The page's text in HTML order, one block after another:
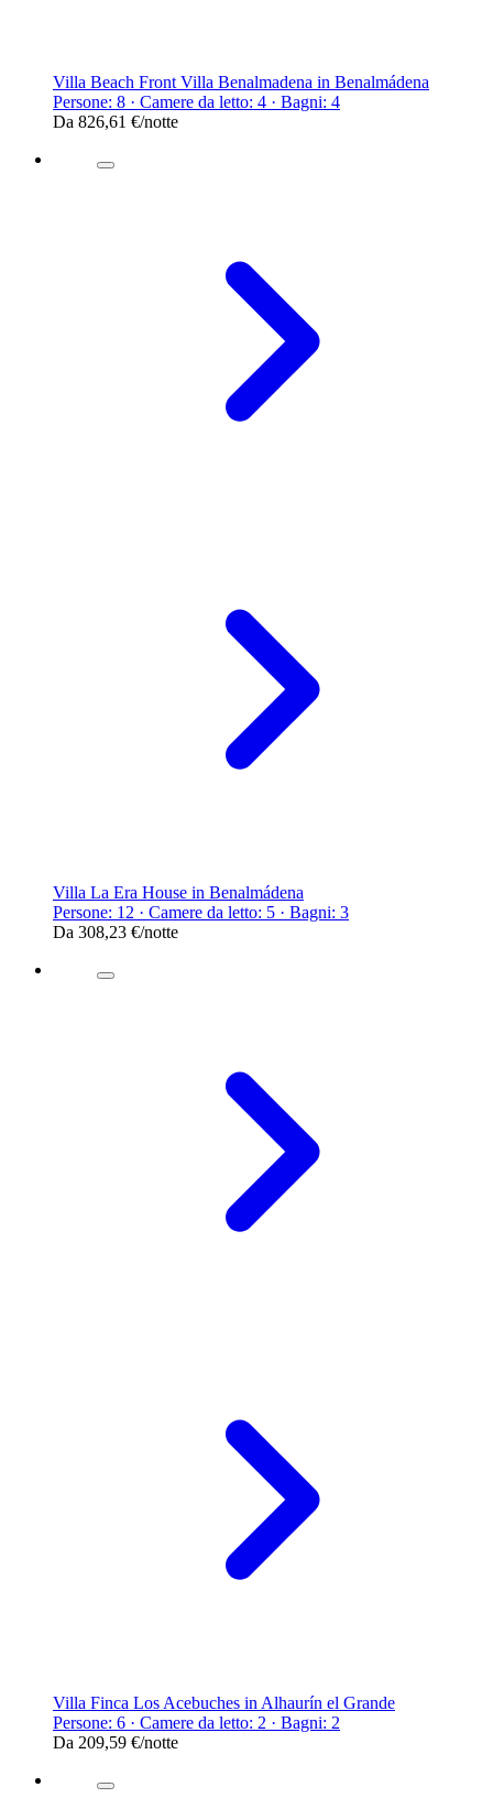
Villa Beach Front Villa Benalmadena in Benalmádena
Persone: 8 · Camere da letto: 4 · Bagni: 4
Da 826,61 €/notte
Villa La Era House in Benalmádena
Persone: 12 · Camere da letto: 5 · Bagni: 3
Da 308,23 €/notte
Villa Finca Los Acebuches in Alhaurín el Grande
Persone: 6 · Camere da letto: 2 · Bagni: 2
Da 209,59 €/notte